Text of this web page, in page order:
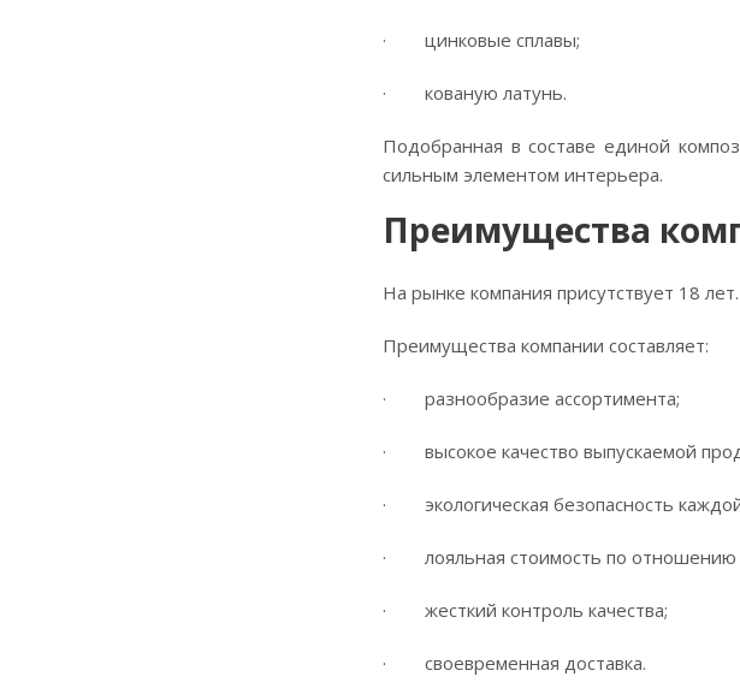
· цинковые сплавы;
· кованую латунь.
Подобранная в составе единой
сильным элементом интерьера.
Преимущества
На рынке компания присутствует 18
Преимущества компании составляет:
· разнообразие ассортимента;
· высокое качество выпускаемой
· экологическая безопасность
· лояльная стоимость по отношению
· жесткий контроль качества;
· своевременная доставка.